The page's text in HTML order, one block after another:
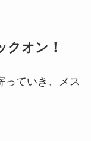
クオン！
っていき、メス